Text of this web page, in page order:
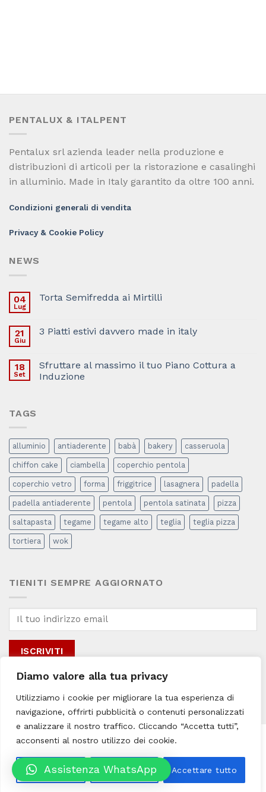
Diamo valore alla tua privacy
Utilizziamo i cookie per migliorare la tua esperienza di
navigazione, offrirti pubblicità o contenuti personalizzati
e analizzare il nostro traffico. Cliccando “Accetta tutti”,
acconsenti al nostro utilizzo dei cookie.
Personalizza Rifiuta tutto Accettare tutto
PENTALUX & ITALPENT
Pentalux srl azienda leader nella produzione e
distribuzioni di articoli per la ristorazione e casalinghi
in alluminio. Made in Italy garantito da oltre 100 anni.
Condizioni generali di vendita
Privacy & Cookie Policy
NEWS
04
Lug
Torta Semifredda ai Mirtilli
21
Giu
3 Piatti estivi davvero made in italy
18
Set
Sfruttare al massimo il tuo Piano Cottura a
Induzione
TAGS
alluminio antiaderente babà bakery casseruola
chiffon cake ciambella coperchio pentola
coperchio vetro forma friggitrice lasagnera padella
padella antiaderente pentola pentola satinata pizza
saltapasta tegame tegame alto teglia teglia pizza
tortiera wok
TIENITI SEMPRE AGGIORNATO
per i fini promozionali connessi.
Creato da YUC © 2022
ALL73 SRLS | Via Paolo Borsellino, 139, 80025 (NA) | PI:
10144671210
Assistenza WhatsApp